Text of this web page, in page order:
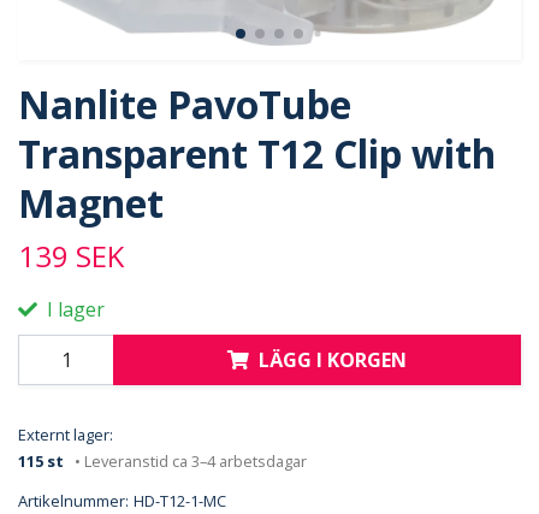
Nanlite PavoTube
Transparent T12 Clip with
Magnet
139 SEK
I lager
LÄGG I KORGEN
Externt lager:
115 st
• Leveranstid ca 3–4 arbetsdagar
Artikelnummer: HD-T12-1-MC